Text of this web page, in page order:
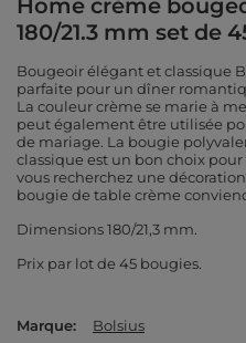
Home crème
180/21.3 mm set de
Bougeoir élégant et classique
parfaite pour un dîner
La couleur crème se marie à
peut également être utilisée
de mariage. La bougie
classique est un bon choix
vous recherchez une
bougie de table crème
Dimensions 180/21,3 mm.
Prix par lot de 45 bougies.
Marque Bolsius